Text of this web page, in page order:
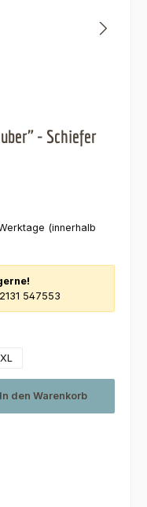
- Schiefer
(innerhalb
547553
In den Warenkorb